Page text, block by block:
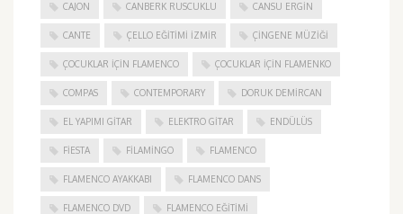
CAJON CANBERK RUSCUKLU CANSU ERGIN
CANTE ÇELLO EĞITIMI İZMIR ÇINGENE MÜZIĞI
ÇOCUKLAR IÇIN FLAMENCO ÇOCUKLAR IÇIN FLAMENKO
COMPAS CONTEMPORARY DORUK DEMIRCAN
EL YAPIMI GITAR ELEKTRO GITAR ENDÜLÜS
FIESTA FILAMINGO FLAMENCO
FLAMENCO AYAKKABI FLAMENCO DANS
FLAMENCO DVD FLAMENCO EĞITIMI